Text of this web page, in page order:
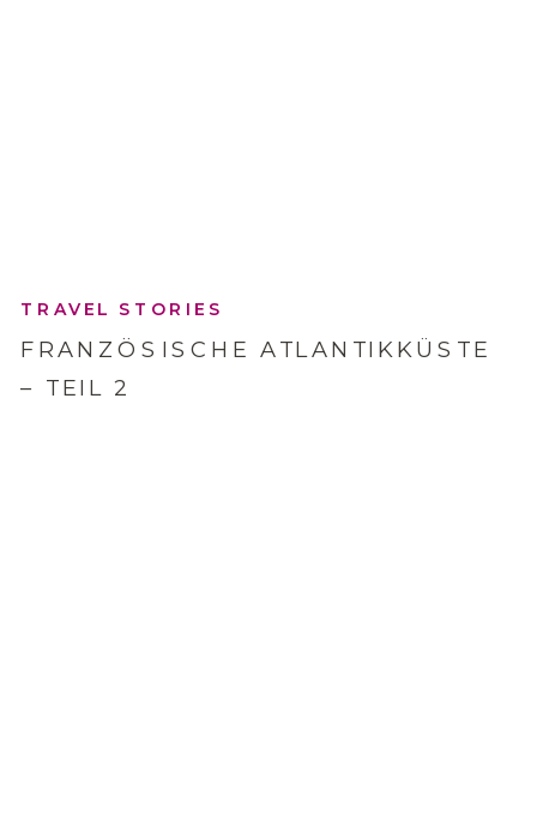
TRAVEL STORIES
FRANZÖSISCHE ATLANTIKKÜSTE
– TEIL 2